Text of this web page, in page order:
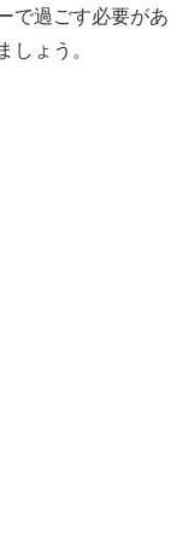
で過ごす必要があ
しょう。